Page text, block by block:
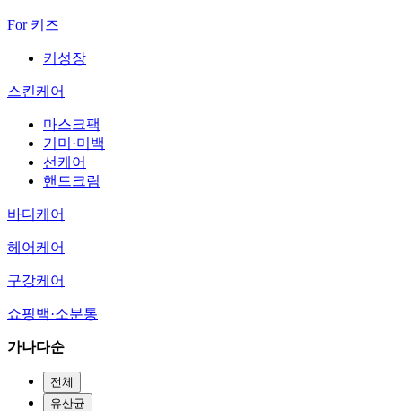
For 키즈
키성장
스킨케어
마스크팩
기미·미백
선케어
핸드크림
바디케어
헤어케어
구강케어
쇼핑백·소분통
가나다순
전체
유산균